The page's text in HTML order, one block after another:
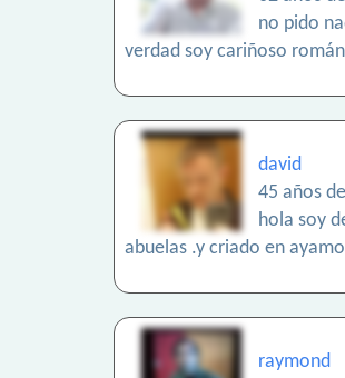
no pido
verdad soy cariñoso
david
45 años
hola soy
abuelas .y criado en
raymond